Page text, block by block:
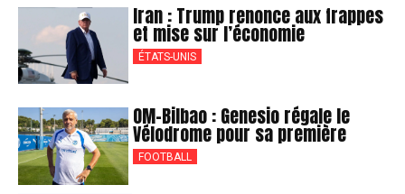
Iran : Trump renonce aux frappes
et mise sur l’économie
ÉTATS-UNIS
OM-Bilbao : Genesio régale le
Vélodrome pour sa première
FOOTBALL